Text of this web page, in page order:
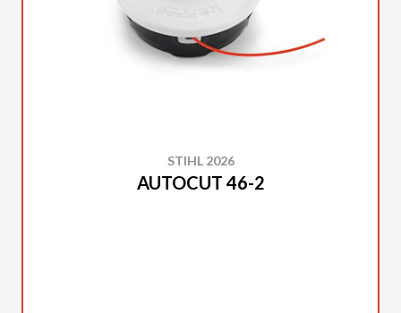
STIHL 2026
AUTOCUT 46-2